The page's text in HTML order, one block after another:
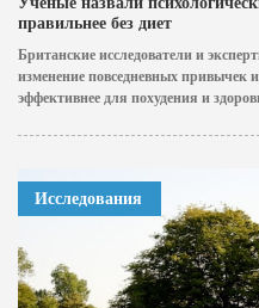
правильнее без диет
Британские исследователи и
изменение повседневных привычек
эффективнее для похудения и
Исследования